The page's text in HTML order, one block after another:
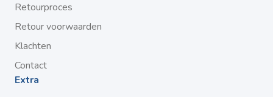
Retourproces
Retour voorwaarden
Klachten
Contact
Extra